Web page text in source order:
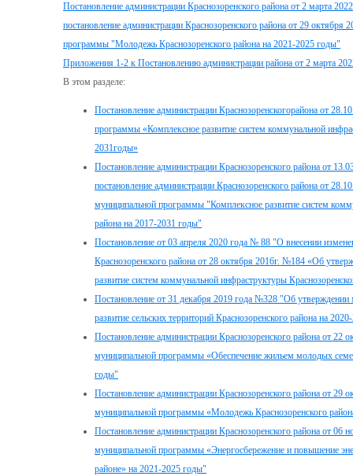
Постановление администрации Краснозоренского района от 2 марта
постановление администрации Краснозоренского района от 29
программы "Молодежь Краснозоренского района на 2021-2025 годы"
Приложения 1-2 к Постановлению администрации района от 2 марта
В этом разделе:
Постановление администрации Краснозоренскогорайона от
программы «Комплексное развитие систем коммунальной
2031годы»
Постановление администрации Краснозоренского района от
постановление администрации Краснозоренского района от
муниципальной программы "Комплексное развитие систем
района на 2017-2031 годы"
Постановление от 03 апреля 2020 года № 88 "О внесении
Краснозоренского района от 28 октября 2016г. №184 «Об
развитие систем коммунальной инфраструктуры
Постановление от 31 декабря 2019 года №328 "Об
развитие сельских территорий Краснозоренского района на
Постановление администрации Краснозоренского района от
муниципальной программы «Обеспечение жильем молодых
годы"
Постановление администрации Краснозоренского района от
муниципальной программы «Молодежь Краснозоренского
Постановление администрации Краснозоренского района от 06
муниципальной программы «Энергосбережение и повышение
районе» на 2021-2025 годы"